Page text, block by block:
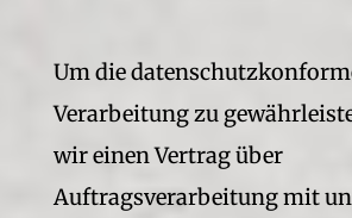
Um die
Verarbeitung zu
wir einen Vertrag über
Auftragsverarbeitung mit